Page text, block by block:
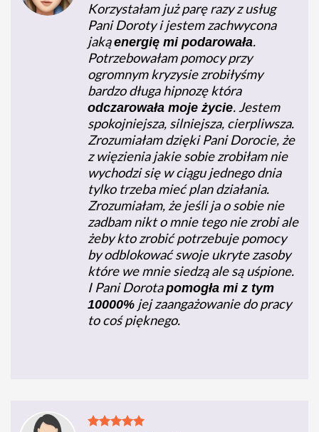
Korzystałam już parę razy z usług
Pani Doroty i jestem zachwycona
jakąenergię mi podarowała.
Potrzebowałam pomocy przy
ogromnym kryzysie zrobiłyśmy
bardzo długa hipnozę która
odczarowała moje życie. Jestem
spokojniejsza, silniejsza, cierpliwsza.
Zrozumiałam dzięki Pani Dorocie, że
z więzienia jakie sobie zrobiłam nie
wychodzi się w ciągu jednego dnia
tylko trzeba mieć plan działania.
Zrozumiałam, że jeśli ja o sobie nie
zadbam nikt o mnie tego nie zrobi ale
żeby kto zrobić potrzebuje pomocy
by odblokować swoje ukryte zasoby
które we mnie siedzą ale są uśpione.
I Pani Dorotapomogła mi z tym
10000% jej zaangażowanie do pracy
to coś pięknego.